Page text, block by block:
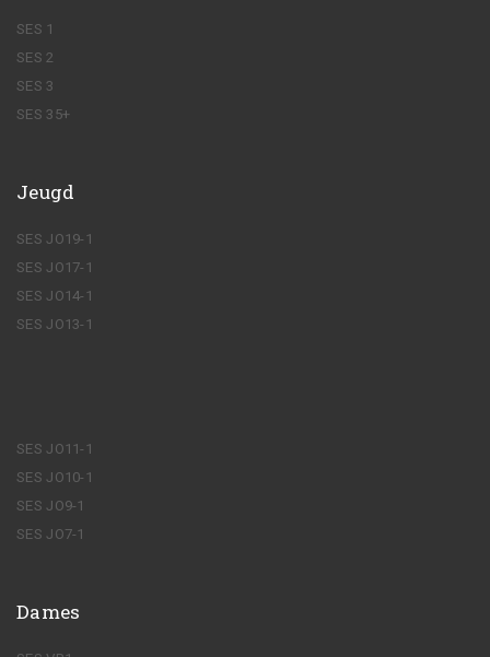
SES 1
SES 2
SES 3
SES 35+
Jeugd
SES JO19-1
SES JO17-1
SES JO14-1
SES JO13-1
SES JO11-1
SES JO10-1
SES JO9-1
SES JO7-1
Dames